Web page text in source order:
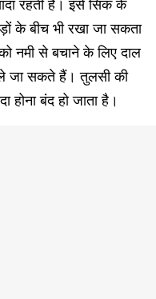
रहती है। इसे सिंक के
के बीच भी रखा जा सकता
नमी से बचाने के लिए दाल
जा सकते हैं। तुलसी की
बंद हो जाता है।